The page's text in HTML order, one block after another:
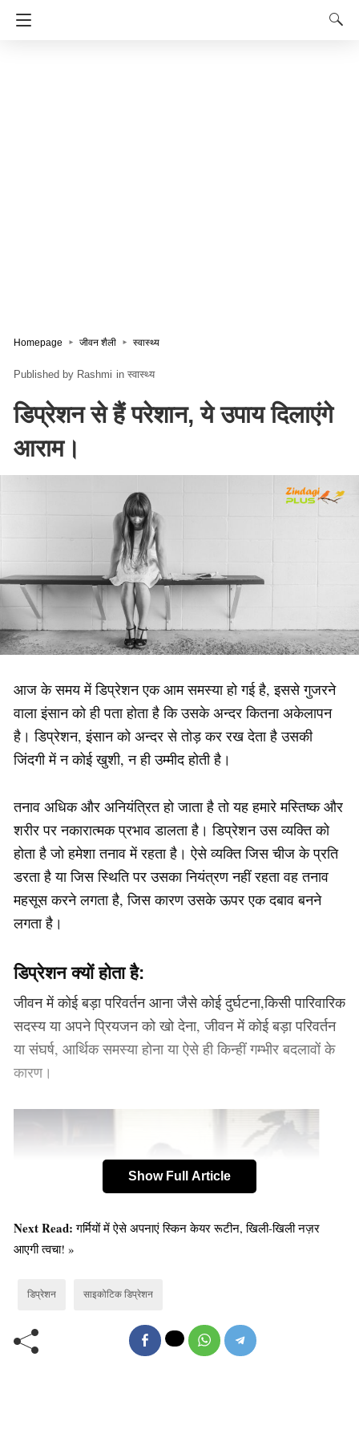
Homepage जीवन शैली स्वास्थ्य
Rashmi in स्वास्थ्य
डिप्रेशन से हैं परेशान, ये उपाय दिलाएंगे
आराम।
आज के समय में डिप्रेशन एक आम समस्या हो गई है, इससे गुजरने
वाला इंसान को ही पता होता है कि उसके अन्दर कितना अकेलापन
है। डिप्रेशन, इंसान को अन्दर से तोड़ कर रख देता है उसकी
जिंदगी में न कोई खुशी, न ही उम्मीद होती है।
तनाव अधिक और अनियंत्रित हो जाता है तो यह हमारे मस्तिष्क और
शरीर पर नकारात्मक प्रभाव डालता है। डिप्रेशन उस व्यक्ति को
होता है जो हमेशा तनाव में रहता है। ऐसे व्यक्ति जिस चीज के प्रति
डरता है या जिस स्थिति पर उसका नियंत्रण नहीं रहता वह तनाव
महसूस करने लगता है, जिस कारण उसके ऊपर एक दबाव बनने
लगता है।
डिप्रेशन क्यों होता है:
जीवन में कोई बड़ा परिवर्तन आना जैसे कोई दुर्घटना,किसी पारिवारिक
सदस्य या अपने प्रियजन को खो देना, जीवन में कोई बड़ा परिवर्तन
या संघर्ष, आर्थिक समस्या होना या ऐसे ही किन्हीं गम्भीर बदलावों के
कारण।
Old Random Post
कमरख/स्टार फल के फायदे
Show Full Article
Next Read:गर्मियों में ऐसे अपनाएं स्किन केयर रूटीन, खिली-खिली नज़र
आएगी त्वचा! »
डिप्रेशन साइकोटिक डिप्रेशन